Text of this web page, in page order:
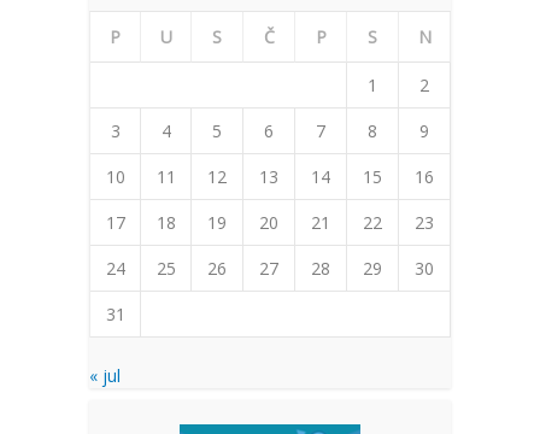
P U S Č P S N
1
2
3
4 5 6 7 8
9
10
11 12 13 14 15
16
17
18 19 20 21 22
23
24
25 26 27 28 29
30
31
« jul